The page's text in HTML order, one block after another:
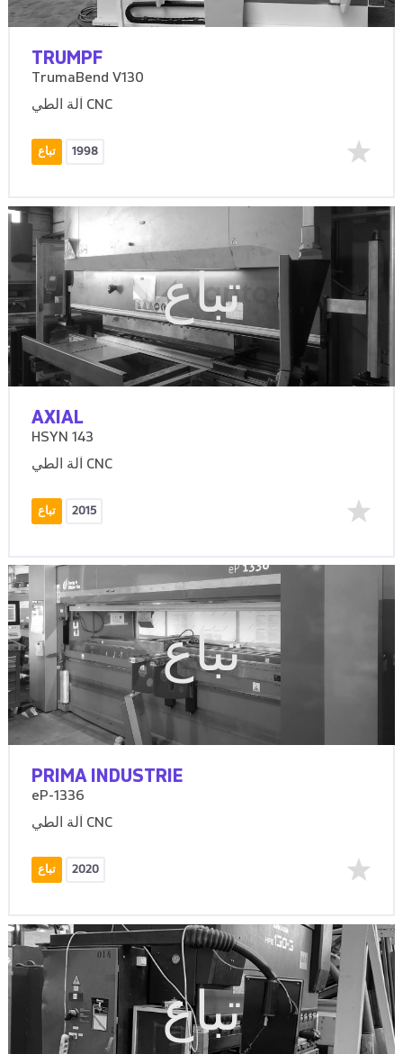
TRUMPF
TrumaBend V130
آلة الطي CNC
تباع 1998
تباع
AXIAL
HSYN 143
آلة الطي CNC
تباع 2015
تباع
PRIMA INDUSTRIE
eP-1336
آلة الطي CNC
تباع 2020
تباع